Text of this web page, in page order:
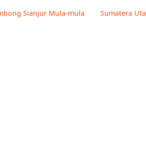
Sianjur Mula-mula
Sumatera